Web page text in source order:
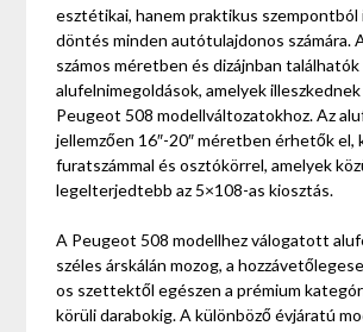
esztétikai, hanem praktikus
döntés minden autótulajdonos számára.
számos méretben és dizájnban találhatók
alufelnimegoldások, amelyek
Peugeot 508 modellváltozatokhoz. Az
jellemzően 16″-20″ méretben érhetők el,
furatszámmal és osztókörrel, amelyek
legelterjedtebb az 5×108-as kiosztás.
A Peugeot 508 modellhez válogatott
széles árskálán mozog, a
os szettektől egészen a prémium
körüli darabokig. A különböző évjáratú